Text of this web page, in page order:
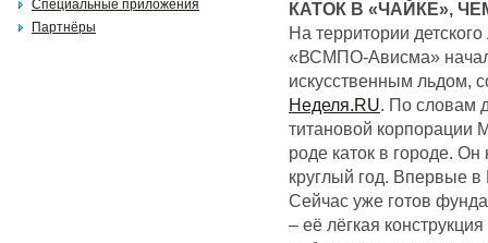
КАТОК В «ЧАЙКЕ»,
На территории
«ВСМПО-Ависма»
искусственным льдом,
Неделя.RU. По словам
титановой корпорации
роде каток в городе. Он
круглый год. Впервые в
Сейчас уже готов
– её лёгкая
Специальные приложения
Партнёры